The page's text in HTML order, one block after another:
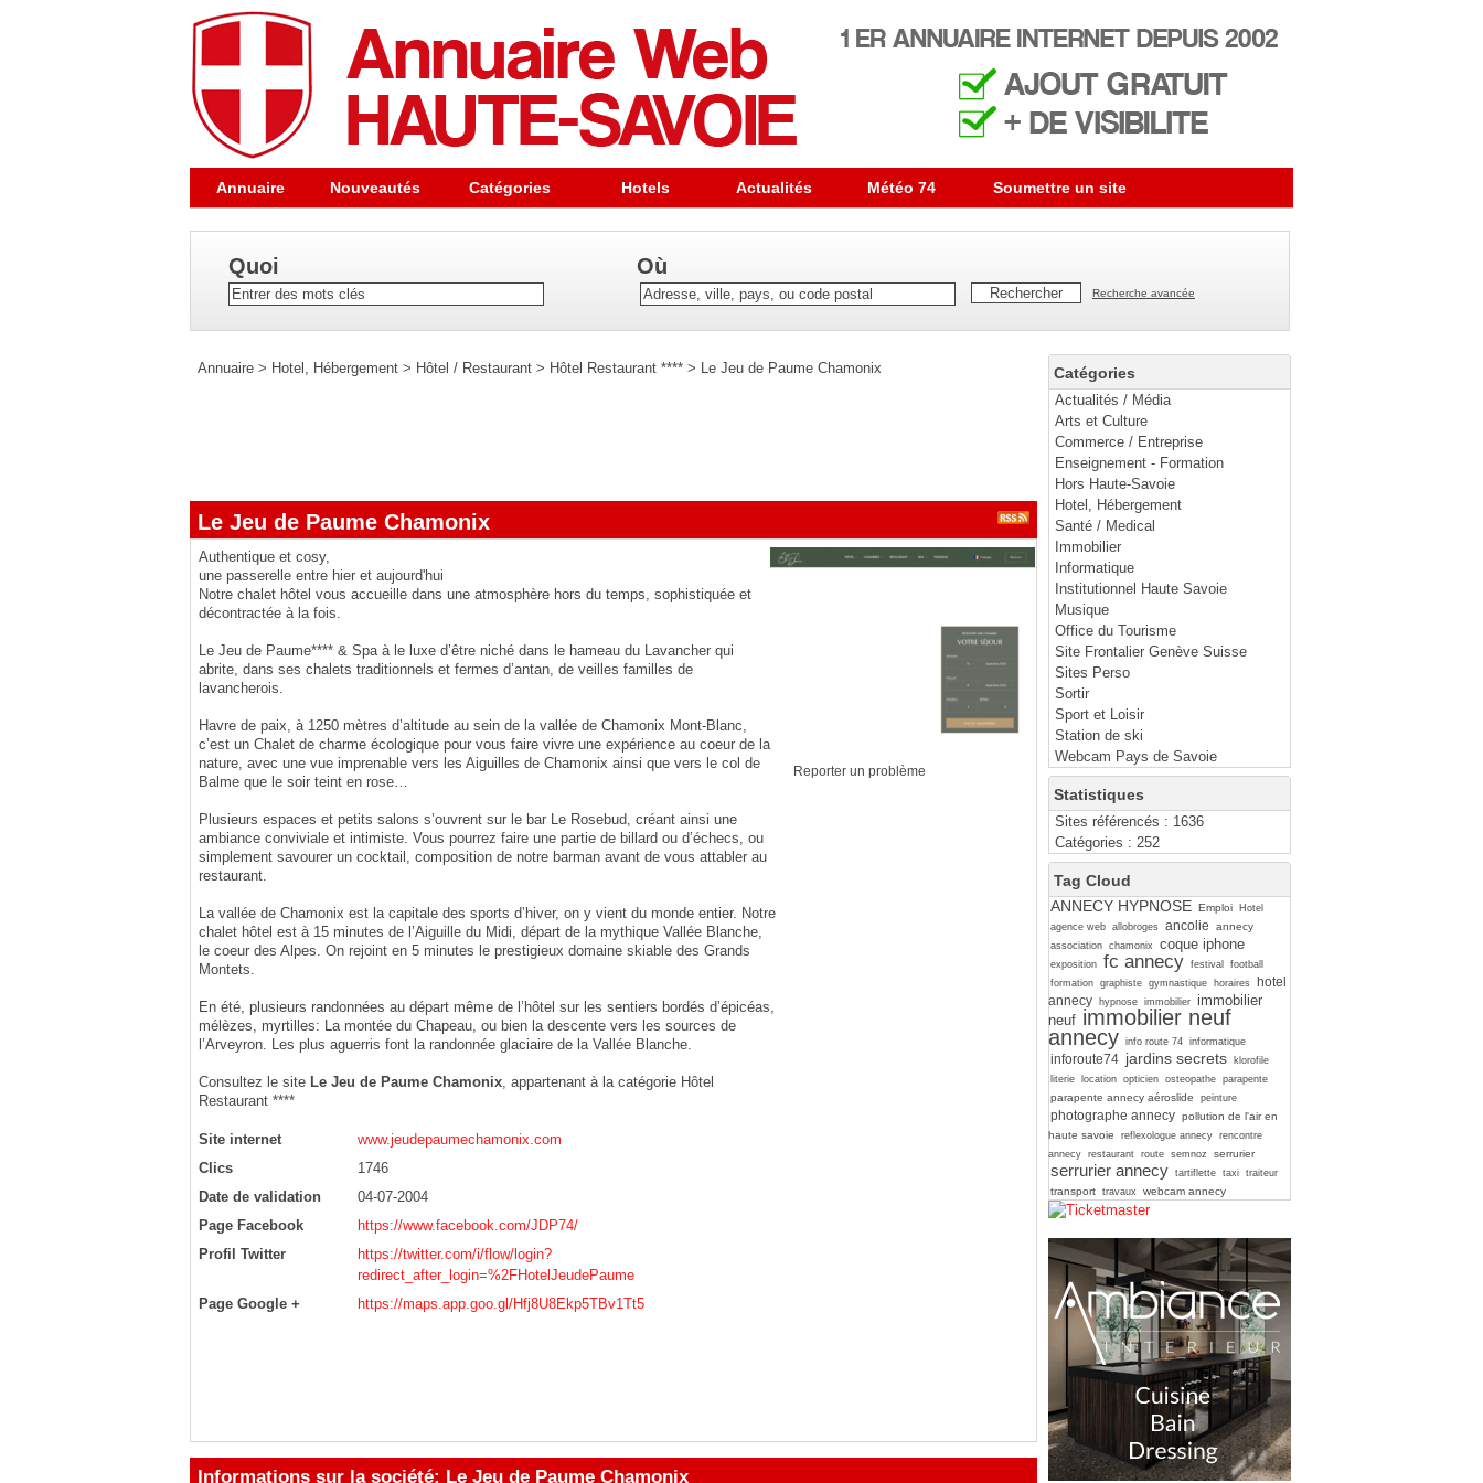
Annuaire Nouveautés Catégories Hotels Actualités Météo 74 Soumettre un site
Quoi Où
Recherche avancée
Catégories
Actualités / Média
Arts et Culture
Commerce / Entreprise
Enseignement - Formation
Hors Haute-Savoie
Hotel, Hébergement
Santé / Medical
Immobilier
Informatique
Institutionnel Haute Savoie
Musique
Office du Tourisme
Site Frontalier Genève Suisse
Sites Perso
Sortir
Sport et Loisir
Station de ski
Webcam Pays de Savoie
Statistiques
Sites référencés : 1636
Catégories : 252
Tag Cloud
ANNECY HYPNOSE Emploi
Hotel
agence web allobroges ancolie annecy
association chamonix coque iphone
exposition fc annecy festival
football
formation graphiste gymnastique horaires
hotel
annecy
hypnose immobilier immobilier
neuf immobilier neuf
annecy info route 74 informatique
inforoute74 jardins secrets
klorofile
literie
location opticien osteopathe parapente
parapente annecy aéroslide peinture
photographe annecy pollution de l'air en
haute savoie
reflexologue annecy rencontre
annecy restaurant route semnoz serrurier
serrurier annecy tartiflette taxi traiteur
transport travaux webcam annecy
Annuaire > Hotel, Hébergement > Hôtel / Restaurant > Hôtel Restaurant **** > Le Jeu de Paume Chamonix
Le Jeu de Paume Chamonix
Authentique et cosy,
une passerelle entre hier et aujourd'hui
Notre chalet hôtel vous accueille dans une atmosphère hors du temps, sophistiquée et
décontractée à la fois.
Le Jeu de Paume**** & Spa à le luxe d’être niché dans le hameau du Lavancher qui
abrite, dans ses chalets traditionnels et fermes d’antan, de veilles familles de
lavancherois.
Havre de paix, à 1250 mètres d’altitude au sein de la vallée de Chamonix Mont-Blanc,
c’est un Chalet de charme écologique pour vous faire vivre une expérience au coeur de la
nature, avec une vue imprenable vers les Aiguilles de Chamonix ainsi que vers le col de
Balme que le soir teint en rose…
Plusieurs espaces et petits salons s’ouvrent sur le bar Le Rosebud, créant ainsi une
ambiance conviviale et intimiste. Vous pourrez faire une partie de billard ou d’échecs, ou
simplement savourer un cocktail, composition de notre barman avant de vous attabler au
restaurant.
La vallée de Chamonix est la capitale des sports d’hiver, on y vient du monde entier. Notre
chalet hôtel est à 15 minutes de l’Aiguille du Midi, départ de la mythique Vallée Blanche,
le coeur des Alpes. On rejoint en 5 minutes le prestigieux domaine skiable des Grands
Montets.
En été, plusieurs randonnées au départ même de l’hôtel sur les sentiers bordés d’épicéas,
mélèzes, myrtilles: La montée du Chapeau, ou bien la descente vers les sources de
l’Arveyron. Les plus aguerris font la randonnée glaciaire de la Vallée Blanche.
Consultez le site Le Jeu de Paume Chamonix, appartenant à la catégorie Hôtel
Restaurant ****
Site internet
www.jeudepaumechamonix.com
Clics
1746
Date de validation
04-07-2004
Page Facebook
https://www.facebook.com/JDP74/
Profil Twitter
https://twitter.com/i/flow/login?
redirect_after_login=%2FHotelJeudePaume
Page Google +
https://maps.app.goo.gl/Hfj8U8Ekp5TBv1Tt5
Reporter un problème
Informations sur la société: Le Jeu de Paume Chamonix